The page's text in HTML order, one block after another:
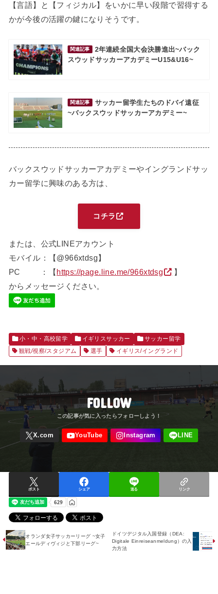
【言語】と【フィジカル】をいかに早い段階で習得する
かが今後の活躍の鍵になりそうです。
関連記事
2年連続全国大会決勝進出~バック
スウッドサッカーアカデミーU15&U16~
関連記事
サッカー留学生たちのドバイ遠征
~バックスウッドサッカーアカデミー~
バックスウッドサッカーアカデミーやイングランドサッ
カー留学に興味のある方は、
コチラ
または、公式LINEアカウント
モバイル：【@966xtdsg】
PC ：【https://page.line.me/966xtdsg
】
からメッセージください。
小・中・高校留学 イギリスサッカー
サッカー留学
観戦/視察/スタジアム
選手 イギリス/イングランド
FOLLOW
ポスト シェア 送る リンク
オランダ女子サッカーリーグ ~女子
エールディヴィジと下部リーグ~
ドイツデジタル入国登録（DEA:
Digitale Einreiseanmeldung）の入
力方法